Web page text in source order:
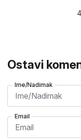
Ostavi
Ime/Nadimak
Email